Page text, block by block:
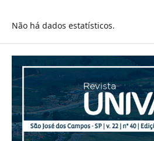
Não há dados estatísticos.